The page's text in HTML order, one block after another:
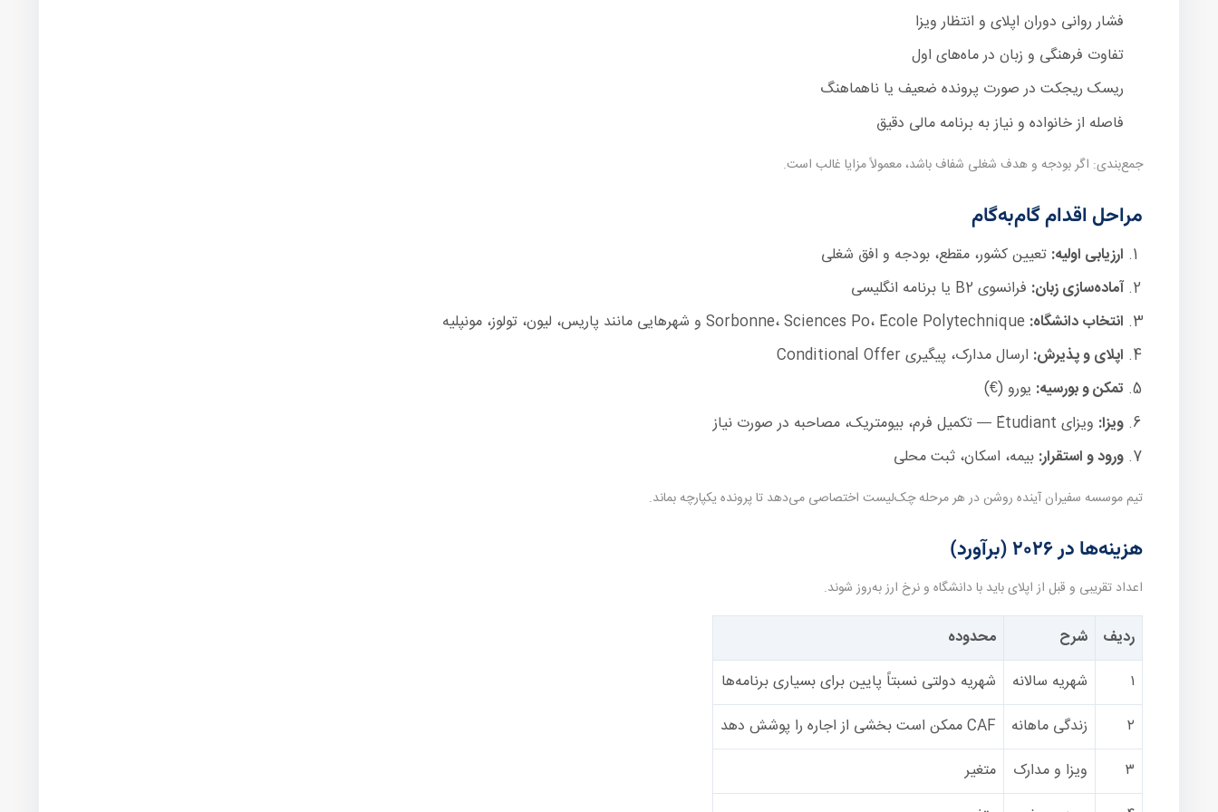
فشار روانی دوران اپلای و انتظار ویزا
تفاوت فرهنگی و زبان در ماه‌های اول
ریسک ریجکت در صورت پرونده ضعیف یا ناهماهنگ
فاصله از خانواده و نیاز به برنامه مالی دقیق
جمع‌بندی: اگر بودجه و هدف شغلی شفاف باشد، معمولاً مزایا غالب است.
مراحل اقدام گام‌به‌گام
ارزیابی اولیه: تعیین کشور، مقطع، بودجه و افق شغلی
آماده‌سازی زبان: فرانسوی B2 یا برنامه انگلیسی
انتخاب دانشگاه:
اپلای و پذیرش: ارسال مدارک، پیگیری Conditional Offer
تمکن و بورسیه: یورو (€)
ویزا: ویزای Étudiant — تکمیل فرم، بیومتریک، مصاحبه در صورت نیاز
ورود و استقرار: بیمه، اسکان، ثبت محلی
تیم موسسه سفیران آینده روشن در هر مرحله چک‌لیست اختصاصی می‌دهد تا پرونده یکپارچه بماند.
هزینه‌ها در ۲۰۲۶ (برآورد)
اعداد تقریبی و قبل از اپلای باید با دانشگاه و نرخ ارز به‌روز شوند.
ردیف شرح
محدوده
۱
شهریه سالانه
شهریه دولتی نسبتاً پایین برای بسیاری برنامه‌ها
۲
زندگی ماهانه
CAF ممکن است بخشی از اجاره را پوشش دهد
۳
ویزا و مدارک
متغیر